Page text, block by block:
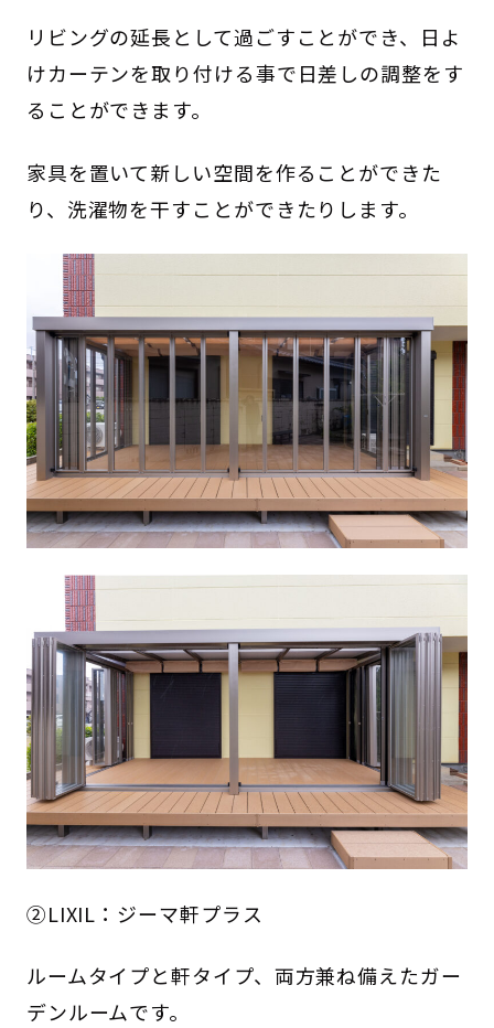
リビングの延長として過ごすことができ、日よ
けカーテンを取り付ける事で日差しの調整をす
ることができます。
家具を置いて新しい空間を作ることができた
り、洗濯物を干すことができたりします。
②LIXIL：ジーマ軒プラス
ルームタイプと軒タイプ、両方兼ね備えたガー
デンルームです。